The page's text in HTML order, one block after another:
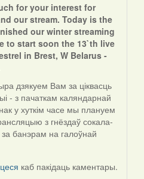
for your interest for
our stream. Today is the
our winter streaming
to start soon the 13`th live
in Brest, W Belarus -
дзякуем Вам за ціквасць
- з пачаткам каляндарнай
у хуткім часе мы плануем
з гнёздаў сокала-
банэрам на галоўнай
каб пакідаць каментары.